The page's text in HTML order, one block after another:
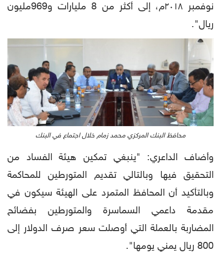
نوفمبر ٢٠١٨م، إلى أكثر من 8 مليارات و969مليون
ريال".
محافظ البنك المركزي محمد زمام خلال اجتماع في البنك
وأضاف الداعري: "ينبغي تمكين هيئة الفساد من
التحقيق فيها وبالتالي تقديم المتورطين للمحاكمة
وبالتأكيد أن المحافظ المتمرد على الهيئة سيكون في
مقدمة داعمي السماسرة والمتورطين بفضائح
المضاربة بالعملة التي أوصلت سعر صرف الدولار إلى
800 ريال يمني يومها".